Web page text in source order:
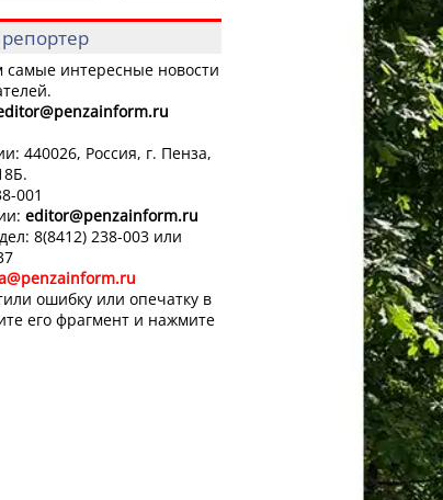
интересные новости
@penzainform.ru
440026, Россия, г. Пенза,
001
editor@penzainform.ru
8(8412) 238-003 или
ошибку или опечатку в
его фрагмент и нажмите